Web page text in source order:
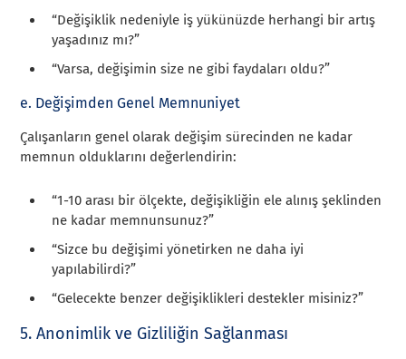
“Değişiklik nedeniyle iş yükünüzde herhangi bir artış
yaşadınız mı?”
“Varsa, değişimin size ne gibi faydaları oldu?”
e. Değişimden Genel Memnuniyet
Çalışanların genel olarak değişim sürecinden ne kadar
memnun olduklarını değerlendirin:
“1-10 arası bir ölçekte, değişikliğin ele alınış şeklinden
ne kadar memnunsunuz?”
“Sizce bu değişimi yönetirken ne daha iyi
yapılabilirdi?”
“Gelecekte benzer değişiklikleri destekler misiniz?”
5. Anonimlik ve Gizliliğin Sağlanması